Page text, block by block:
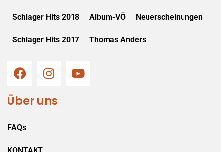
Schlager Hits 2018 Album-VÖ Neuerscheinungen
Schlager Hits 2017 Thomas Anders
Über uns
FAQs